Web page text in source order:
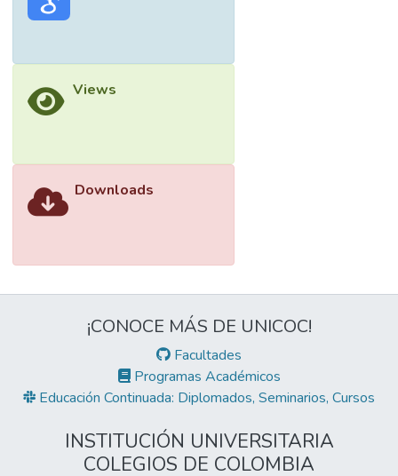
Views
Downloads
¡CONOCE MÁS DE UNICOC!
Facultades
Programas Académicos
Educación Continuada: Diplomados, Seminarios, Cursos
INSTITUCIÓN UNIVERSITARIA
COLEGIOS DE COLOMBIA